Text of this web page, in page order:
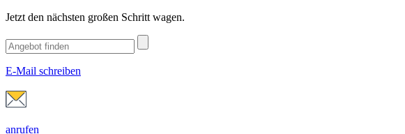
Jetzt den nächsten großen Schritt wagen.
E-Mail schreiben
anrufen